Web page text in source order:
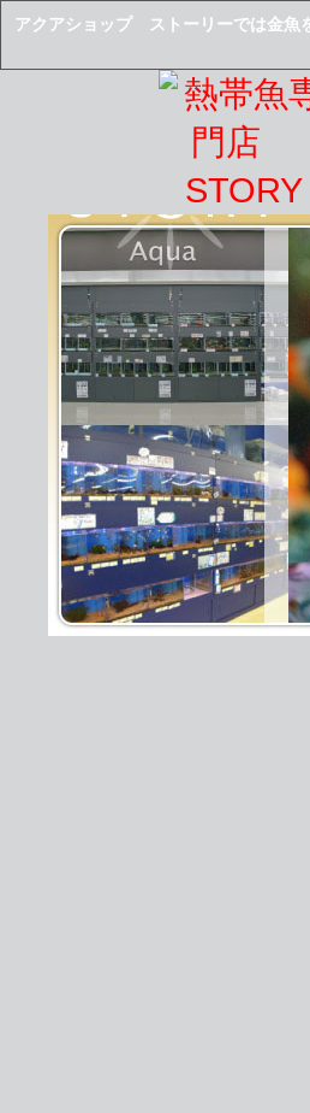
アクアショップ ストーリーでは金魚